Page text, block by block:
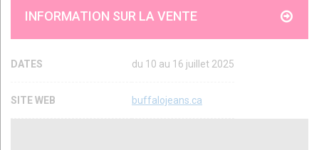
INFORMATION SUR LA VENTE
DATES du 10 au 16 juillet 2025
SITE WEB buffalojeans.ca